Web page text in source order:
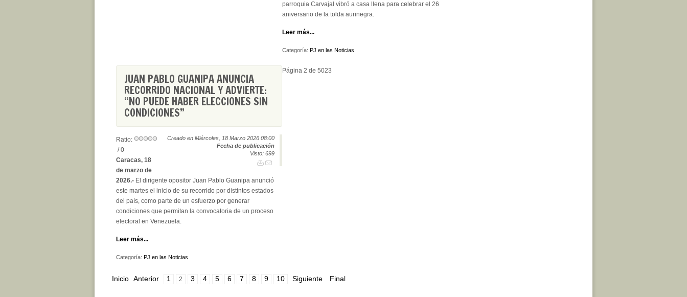
parroquia Carvajal vibró a casa llena para celebrar el 26
aniversario de la tolda aurinegra.
Leer más...
Categoría: PJ en las Noticias
JUAN PABLO GUANIPA ANUNCIA
RECORRIDO NACIONAL Y ADVIERTE:
“NO PUEDE HABER ELECCIONES SIN
CONDICIONES”
Creado en Miércoles, 18 Marzo 2026 08:00
Fecha de publicación
Visto: 699
Ratio:
/ 0
Caracas, 18
de marzo de
2026.- El dirigente opositor Juan Pablo Guanipa anunció
este martes el inicio de su recorrido por distintos estados
del país, como parte de un esfuerzo por generar
condiciones que permitan la convocatoria de un proceso
electoral en Venezuela.
Leer más...
Categoría: PJ en las Noticias
Página 2 de 5023
Inicio Anterior 1 2 3 4 5 6 7 8 9 10 Siguiente Final